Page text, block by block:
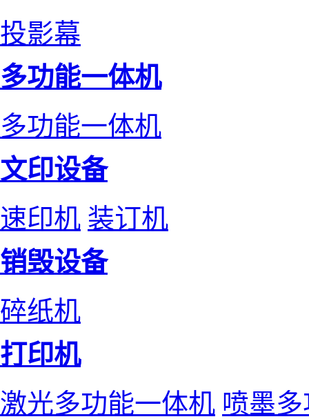
投影幕
多功能一体机
多功能一体机
文印设备
速印机 装订机
销毁设备
碎纸机
打印机
激光多功能一体机 喷墨